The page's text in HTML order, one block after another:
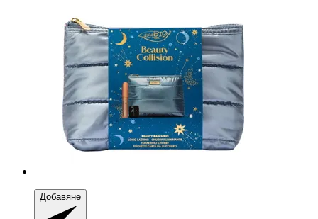
Добавяне